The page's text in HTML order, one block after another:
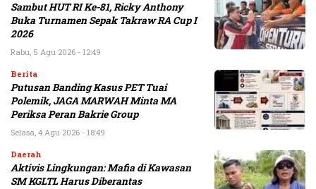
Sambut HUT RI Ke-81, Ricky Anthony
Buka Turnamen Sepak Takraw RA Cup I
2026
Rabu, 5 Agu 2026 - 12:49
Berita
Putusan Banding Kasus PET Tuai
Polemik, JAGA MARWAH Minta MA
Periksa Peran Bakrie Group
Selasa, 4 Agu 2026 - 18:49
Daerah
Aktivis Lingkungan: Mafia di Kawasan
SM KGLTL Harus Diberantas